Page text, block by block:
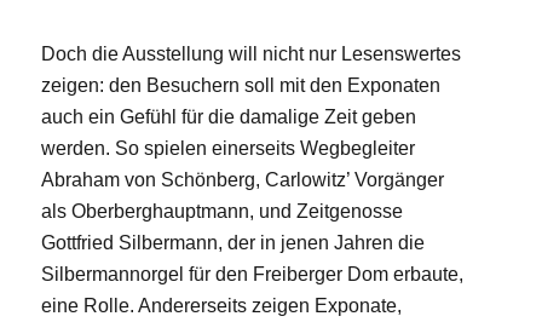
Doch die Ausstellung will nicht nur Lesenswertes
zeigen: den Besuchern soll mit den Exponaten
auch ein Gefühl für die damalige Zeit geben
werden. So spielen einerseits Wegbegleiter
Abraham von Schönberg, Carlowitz’ Vorgänger
als Oberberghauptmann, und Zeitgenosse
Gottfried Silbermann, der in jenen Jahren die
Silbermannorgel für den Freiberger Dom erbaute,
eine Rolle. Andererseits zeigen Exponate,